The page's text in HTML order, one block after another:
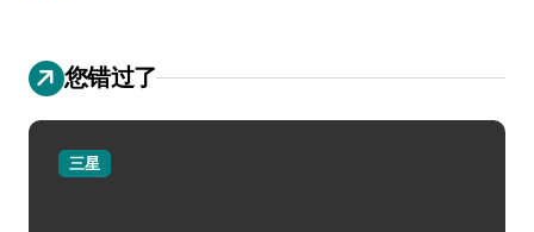
您错过了
三星